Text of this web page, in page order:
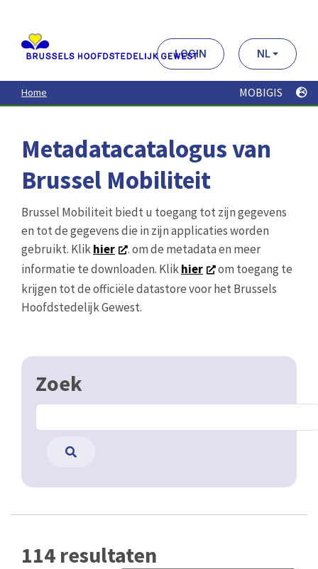
contenu
principal
LOGIN NL
Home MOBIGIS
Metadatacatalogus van
Brussel Mobiliteit
Brussel Mobiliteit biedt u toegang tot zijn gegevens
en tot de gegevens die in zijn applicaties worden
gebruikt. Klikhier
. om de metadata en meer
informatie te downloaden. Klikhier
om toegang te
krijgen tot de officiële datastore voor het Brussels
Hoofdstedelijk Gewest.
Zoek
114 resultaten